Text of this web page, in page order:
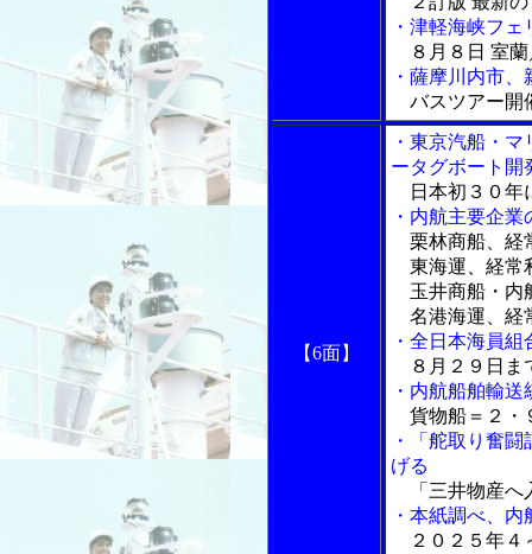
・津軽海峡フ
８月８日 室蘭
・薩摩川内市
バスツアー開
【6面】
・東京汽船・
ータグボート開
日本初３０年
・内航主要企
栗林商船、経
東海運、経常
玉井商船・内
名港海運、経
・全日本海員
８月２９日ま
・内航船舶輸送
貨物船＝２・
・「舵取り奮
げる
「三井物産へ
・本紙調べ、
２０２５年４